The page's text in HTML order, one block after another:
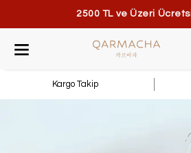
2500 TL ve Üzeri
Kargo Takip